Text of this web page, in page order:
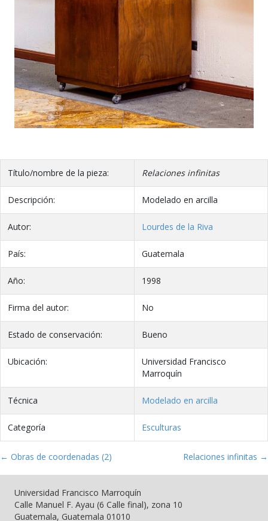
Título/nombre de la pieza: Relaciones infinitas
Descripción: Modelado en arcilla
Autor: Lourdes de la Riva
País: Guatemala
Año: 1998
Firma del autor: No
Estado de conservación: Bueno
Ubicación:
Universidad Francisco
Marroquín
Técnica Modelado en arcilla
Categoría Esculturas
← Obras de coordenadas (2) Relaciones infinitas →
Universidad Francisco Marroquín
Calle Manuel F. Ayau (6 Calle final), zona 10
Guatemala, Guatemala 01010